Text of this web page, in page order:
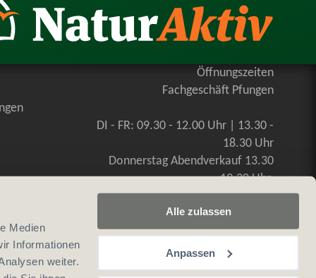
Medien
Informationen
weiter.
Alle zulassen
Anpassen
Öffnungszeiten
Fachgeschäft Pfungen
DI - FR: 09.30 - 12.00 Uhr | 13.30 -
18.30 Uhr
Donnerstag Abendverkauf 13.30
-19.30 Uhr
SA: 09.00 - 16.00 Uhr, durchgehend